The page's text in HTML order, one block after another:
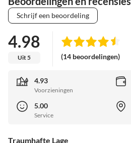
Schrijf een beoordeling
4.98
Uit 5 (14 beoordelingen)
4.93
Voorzieningen
5.00
Service
Traumhafte Lage